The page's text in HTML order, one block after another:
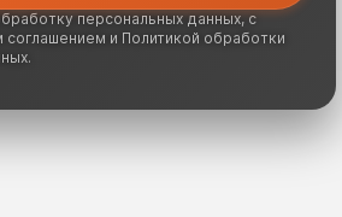
персональных данных, с
соглашением и Политикой обработки
.